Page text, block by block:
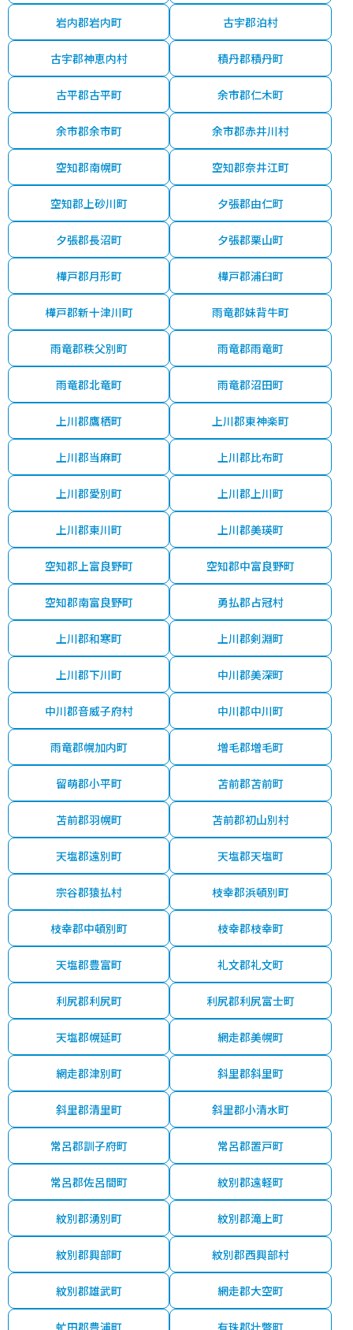
岩内郡岩内町 古宇郡泊村
古宇郡神恵内村 積丹郡積丹町
古平郡古平町 余市郡仁木町
余市郡余市町 余市郡赤井川村
空知郡南幌町 空知郡奈井江町
空知郡上砂川町 夕張郡由仁町
夕張郡長沼町 夕張郡栗山町
樺戸郡月形町 樺戸郡浦臼町
樺戸郡新十津川町 雨竜郡妹背牛町
雨竜郡秩父別町 雨竜郡雨竜町
雨竜郡北竜町 雨竜郡沼田町
上川郡鷹栖町 上川郡東神楽町
上川郡当麻町 上川郡比布町
上川郡愛別町 上川郡上川町
上川郡東川町 上川郡美瑛町
空知郡上富良野町 空知郡中富良野町
空知郡南富良野町 勇払郡占冠村
上川郡和寒町 上川郡剣淵町
上川郡下川町 中川郡美深町
中川郡音威子府村 中川郡中川町
雨竜郡幌加内町 増毛郡増毛町
留萌郡小平町 苫前郡苫前町
苫前郡羽幌町 苫前郡初山別村
天塩郡遠別町 天塩郡天塩町
宗谷郡猿払村 枝幸郡浜頓別町
枝幸郡中頓別町 枝幸郡枝幸町
天塩郡豊富町 礼文郡礼文町
利尻郡利尻町 利尻郡利尻富士町
天塩郡幌延町 網走郡美幌町
網走郡津別町 斜里郡斜里町
斜里郡清里町 斜里郡小清水町
常呂郡訓子府町 常呂郡置戸町
常呂郡佐呂間町 紋別郡遠軽町
紋別郡湧別町 紋別郡滝上町
紋別郡興部町 紋別郡西興部村
紋別郡雄武町 網走郡大空町